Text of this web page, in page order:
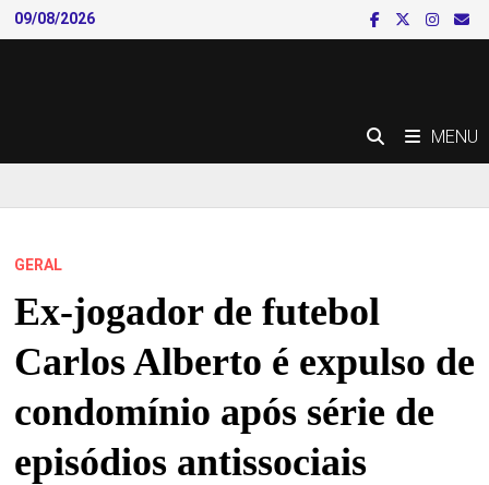
Skip
to
09/08/2026
MENU
GERAL
Ex-jogador de futebol
Carlos Alberto é expulso de
condomínio após série de
episódios antissociais